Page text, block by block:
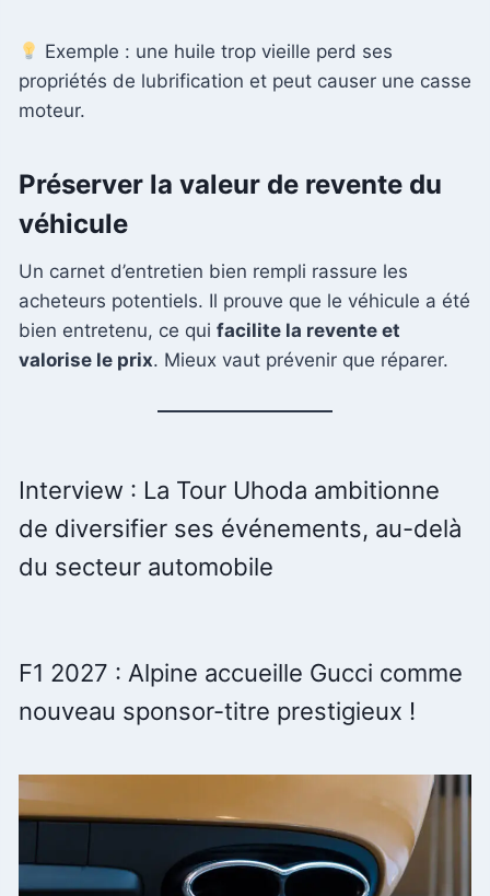
Exemple : une huile trop vieille perd ses
propriétés de lubrification et peut causer une casse
moteur.
Préserver la valeur de revente du
véhicule
Un carnet d’entretien bien rempli rassure les
acheteurs potentiels. Il prouve que le véhicule a été
bien entretenu, ce qui facilite la revente et
valorise le prix. Mieux vaut prévenir que réparer.
Interview : La Tour Uhoda ambitionne
de diversifier ses événements, au-delà
du secteur automobile
F1 2027 : Alpine accueille Gucci comme
nouveau sponsor-titre prestigieux !